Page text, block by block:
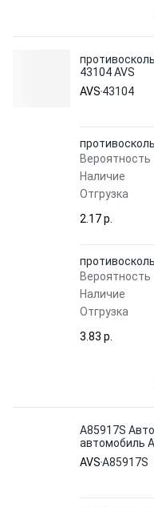
43104 AVS
AVS 43104
Вероятность
Наличие
Отгрузка
2.17 p.
Вероятность
Наличие
Отгрузка
3.83 p.
A85917S
автомобиль
AVSA85917S